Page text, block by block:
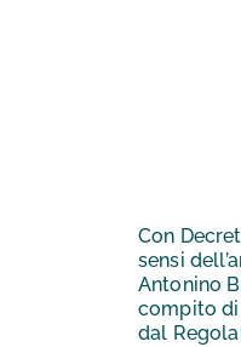
Con
sensi
Antonino
compito di
dal